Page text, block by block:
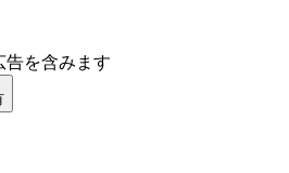
を含みます